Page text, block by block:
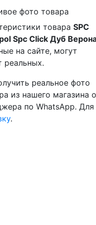
фото товара
товара SPC
Spc Click Дуб
на сайте, могут
реальных.
реальное фото
из нашего магазина
по WhatsApp. Для
.